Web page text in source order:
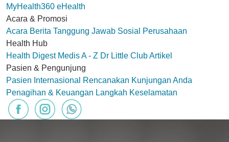
MyHealth360 eHealth
Acara & Promosi
Acara Berita Tanggung Jawab Sosial Perusahaan
Health Hub
Health Digest Medis A - Z Dr Little ClubArtikel
Pasien & Pengunjung
Pasien Internasional
Rencanakan Kunjungan Anda
Penagihan & Keuangan Langkah Keselamatan